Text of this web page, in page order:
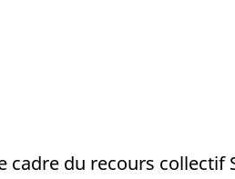
cadre du recours